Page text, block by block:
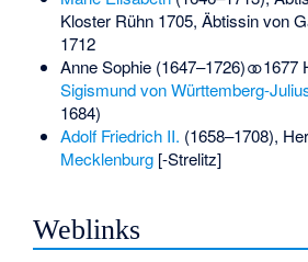
Kloster Rühn 1705, Äbtissin von
1712
Anne Sophie (1647–1726) ⚭ 1677
Sigismund von Württemberg-
1684)
Adolf Friedrich II. (1658–1708),
Mecklenburg[-Strelitz]
Weblinks